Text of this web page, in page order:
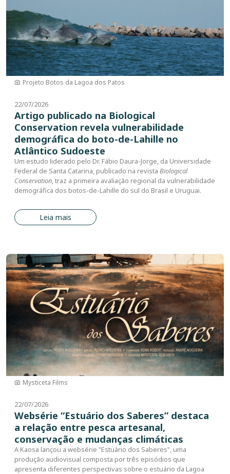
Projeto Botos da Lagoa dos Patos
22/07/2026
Artigo publicado na Biological
Conservation revela vulnerabilidade
demográfica do boto-de-Lahille no
Atlântico Sudoeste
Um estudo liderado pelo Dr. Fábio Daura-Jorge, da Universidade
Federal de Santa Catarina, publicado na revista Biological
Conservation , traz a primeira avaliação regional da vulnerabilidade
demográfica dos botos-de-Lahille do sul do Brasil e Uruguai.
Leia mais
Imagem
Mysticeta Films
22/07/2026
Websérie “Estuário dos Saberes” destaca
a relação entre pesca artesanal,
conservação e mudanças climáticas
A Kaosa lançou a websérie "Estuário dos Saberes", uma
produção audiovisual composta por três episódios que
apresenta diferentes perspectivas sobre o estuário da Lagoa